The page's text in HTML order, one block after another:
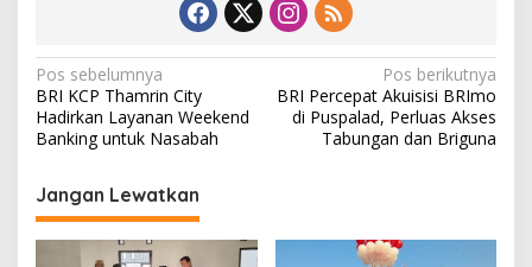
N
a
v
i
g
a
Pos sebelumnya
BRI KCP Thamrin City
Hadirkan Layanan Weekend
Banking untuk Nasabah
Pos berikutnya
BRI Percepat Akuisisi BRImo
di Puspalad, Perluas Akses
Tabungan dan Briguna
Jangan Lewatkan